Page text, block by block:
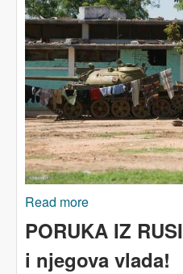
Read more
PORUKA IZ
i njegova vlada!